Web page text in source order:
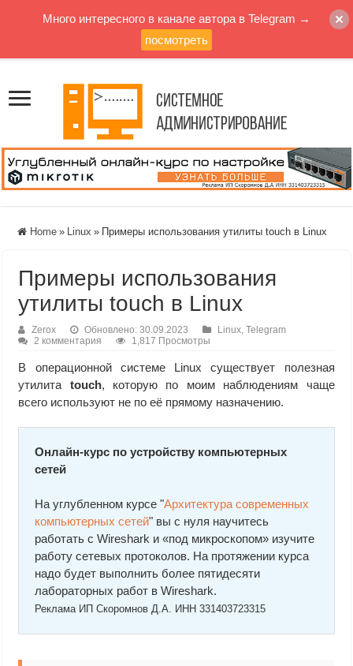
Home » Linux » Примеры использования утилиты touch в Linux
Примеры использования
утилиты touch в Linux
Zerox Обновлено: 30.09.2023 Linux,Telegram
2 комментария
1,817 Просмотры
В операционной системе Linux существует полезная
утилита touch, которую по моим наблюдениям чаще
всего используют не по её прямому назначению.
Онлайн-курс по устройству компьютерных
сетей
На углубленном курсе "Архитектура современных
компьютерных сетей" вы с нуля научитесь
работать с Wireshark и «под микроскопом» изучите
работу сетевых протоколов. На протяжении курса
надо будет выполнить более пятидесяти
лабораторных работ в Wireshark.
Реклама ИП Скоромнов Д.А. ИНН 331403723315
Много интересного в канале автора в Telegram →
посмотреть